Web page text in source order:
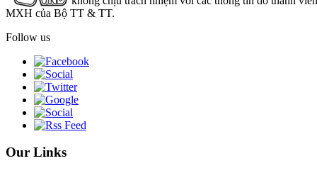
MXH của Bộ TT & TT.
Follow us
Our Links